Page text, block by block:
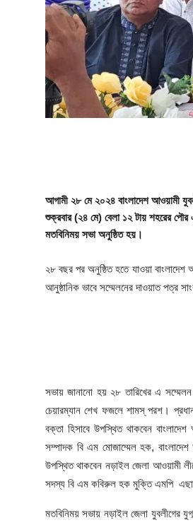
বরিশাল বিভাগ
আগামী ২৮ মে ২০২৪ বাংলাদেশ আওয়ামী
শুক্রবার (২৪ মে) বেলা ১২ টায় শহরের পৌর
মতবিনিময় সভা অনুষ্ঠিত হয়।
২৮ বছর পর অনুষ্ঠিত হতে যাওয়া বাংলাদেশ
আনুষ্ঠানিক ভাবে সম্মেলনের দাওয়াত পত্র
সভায় জানানো হয় ২৮ তারিখের এ
চেয়ারম্যান শেখ ফজলে শামস্ পরশ।
বক্তা হিসাবে উপস্থিত থাকবেন
সম্পাদক বি এম মোজাম্মেল হক,
উপস্থিত থাকবেন নড়াইল জেলা আওয়ামী
সদস্য বি এম কবিরুল হক মুক্তি এমপি
মতবিনিময় সভায় নড়াইল জেলা যুবলীগের